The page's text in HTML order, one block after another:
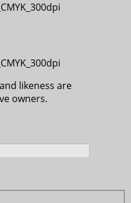
likeness are
owners.